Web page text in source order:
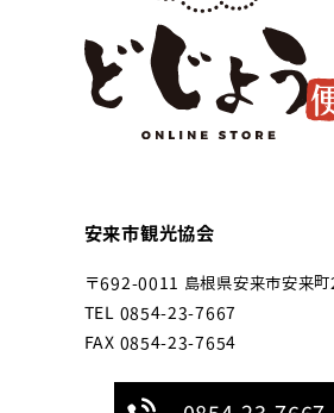
安来市観光協会
〒692-0011 島根県安来市安来
TEL 0854-23-7667
FAX 0854-23-7654